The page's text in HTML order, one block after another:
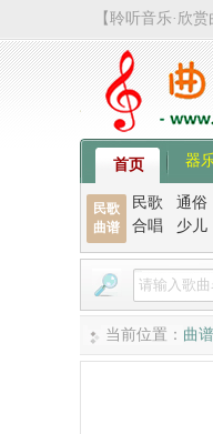
【聆听音乐·欣
首页 器
民歌
曲谱
民歌 通俗
合唱
少儿
当前位置： 曲